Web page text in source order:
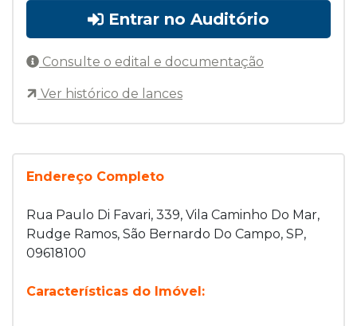
Endereço Completo
Rua Paulo Di Favari, 339, Vila Caminho Do Mar,
Rudge Ramos, São Bernardo Do Campo, SP,
09618100
Características do Imóvel:
Entrar no Auditório
Consulte o edital e documentação
Ver histórico de lances